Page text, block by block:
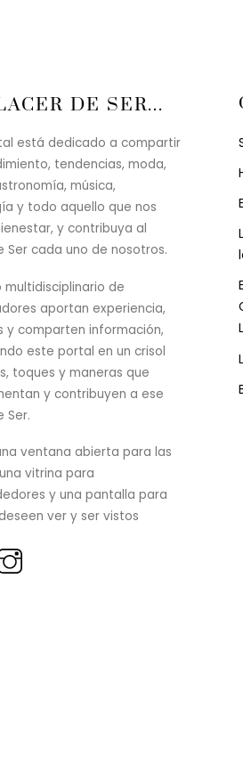
DE SER...
está dedicado a compartir
tendencias, moda,
música,
y todo aquello que nos
y contribuya al
Ser cada uno de nosotros.
multidisciplinario de
aportan experiencia,
y comparten información,
este portal en un crisol
toques y maneras que
y contribuyen a ese
Ser.
ventana abierta para las
vitrina para
y una pantalla para
ver y ser vistos